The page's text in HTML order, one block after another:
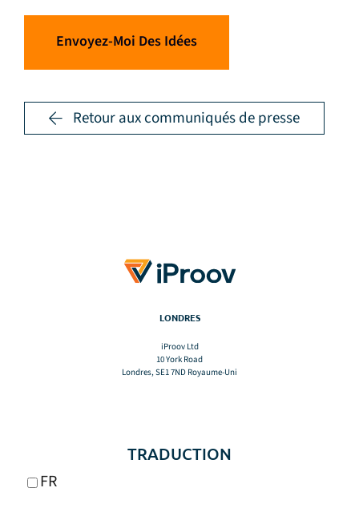
Envoyez-Moi Des Idées
Retour aux communiqués de presse
LONDRES
iProov Ltd
10 York Road
Londres, SE1 7ND Royaume-Uni
TRADUCTION
FR